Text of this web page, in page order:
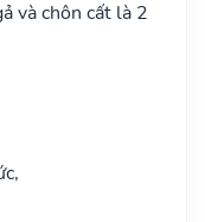
và chôn cất là 2